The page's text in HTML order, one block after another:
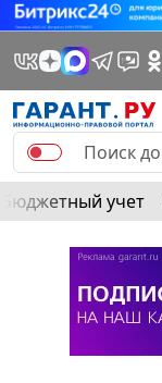
Бюджетный учет